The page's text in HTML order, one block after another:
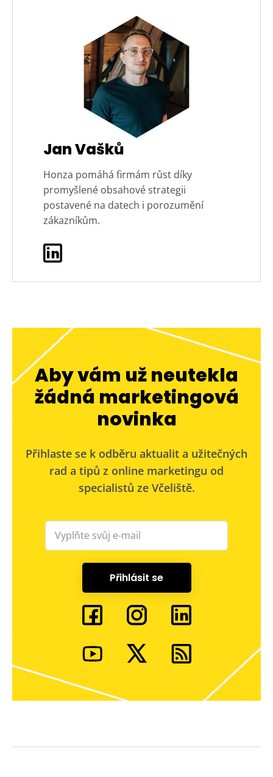
Jan Vašků
Honza pomáhá firmám růst díky
promyšlené obsahové strategii
postavené na datech i porozumění
zákazníkům.
Aby vám už neutekla
žádná marketingová
novinka
Přihlaste se k odběru aktualit a užitečných
rad a tipů z online marketingu od
specialistů ze Včeliště.
Přihlásit se